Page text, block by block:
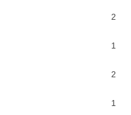
2
1
2
1